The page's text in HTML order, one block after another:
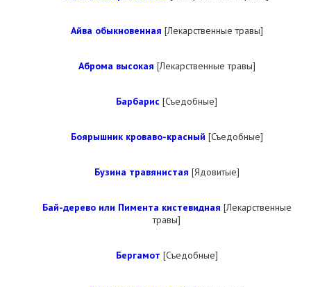
Айва обыкновенная [Лекарственные травы]
Аброма высокая [Лекарственные травы]
Барбарис [Съедобные]
Боярышник кроваво-красный [Съедобные]
Бузина травянистая [Ядовитые]
Бай-дерево или Пимента кистевидная [Лекарственные
травы]
Бергамот [Съедобные]